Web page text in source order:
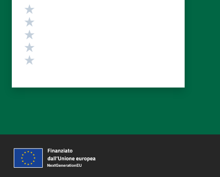
Valutazione